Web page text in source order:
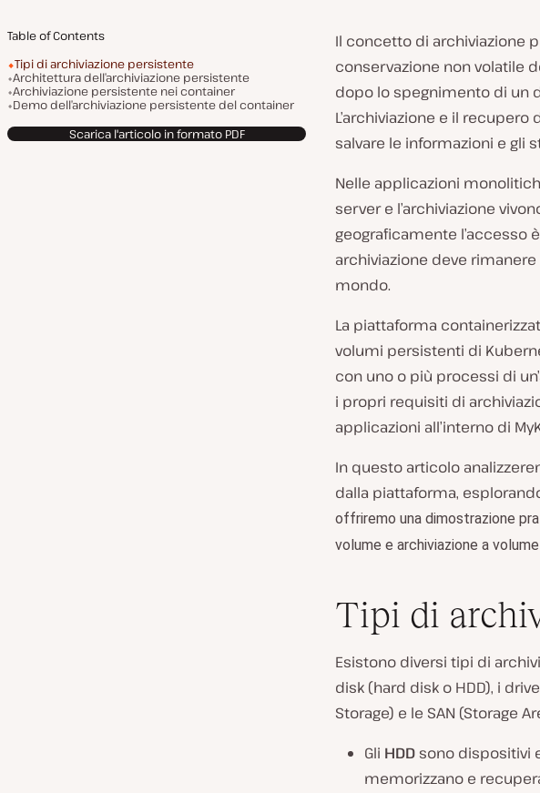
Table of Contents
Tipi di archiviazione persistente
Architettura dell’archiviazione persistente
Archiviazione persistente nei container
Demo dell’archiviazione persistente del container
Scarica l'articolo in formato PDF
Il concetto di archiviazione
conservazione non volatile
dopo lo spegnimento di un
L’archiviazione e il
salvare le informazioni e gli
Nelle applicazioni
server e l’archiviazione
geograficamente l’accesso
archiviazione deve
mondo.
La piattaforma
volumi persistenti di
con uno o più processi di
i propri requisiti di
applicazioni all’interno di
In questo articolo
dalla piattaforma,
offriremo una dimostrazione
volume e archiviazione a
Tipi di
Esistono diversi tipi di
disk (hard disk o HDD), i
Storage) e le SAN (Storage
Gli HDD sono dispositivi
memorizzano e